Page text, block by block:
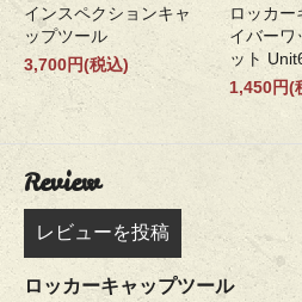
インスペクションキャ
ップツール
3,700円(税込)
ロッカー
イバーワ
ット
1,450円(
Review
レビューを投稿
ロッカーキャップツール